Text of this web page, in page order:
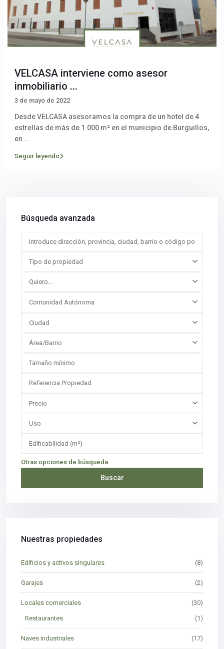
VELCASA interviene como asesor
inmobiliario ...
3 de mayo de 2022
Desde VELCASA asesoramos la compra de un hotel de 4
estrellas de más de 1.000 m² en el municipio de Burguillos,
en ...
Seguir leyendo
Búsqueda avanzada
Tipo de propiedad
Quiero...
Comunidad Autónoma
Ciudad
Área/Barrio
Precio
Uso
Otras opciones de búsqueda
Buscar
Nuestras propiedades
Edificios y activos singulares (8)
Garajes (2)
Locales comerciales (30)
Restaurantes (1)
Naves industriales (17)